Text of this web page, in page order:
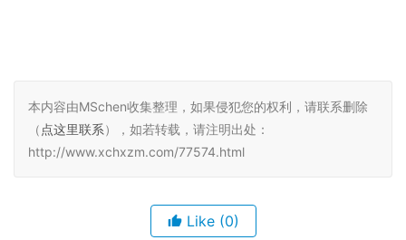
本内容由MSchen收集整理，如果侵犯您的权利，请联系删除
（ 点这里联系），如若转载，请注明出处：
http://www.xchxzm.com/77574.html
Like (0)